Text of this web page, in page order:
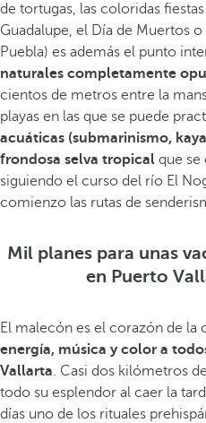
de tortugas, las coloridas
Guadalupe, el Día de Muertos
Puebla) es además el punto
naturales completamente
cientos de metros entre la
playas en las que se puede
acuáticas (submarinismo,
frondosa selva tropical que se
siguiendo el curso del río El
comienzo las rutas de
Mil planes para unas
en Puerto
El malecón es el corazón de la
energía, música y color a
Vallarta. Casi dos kilómetros
todo su esplendor al caer la
días uno de los rituales